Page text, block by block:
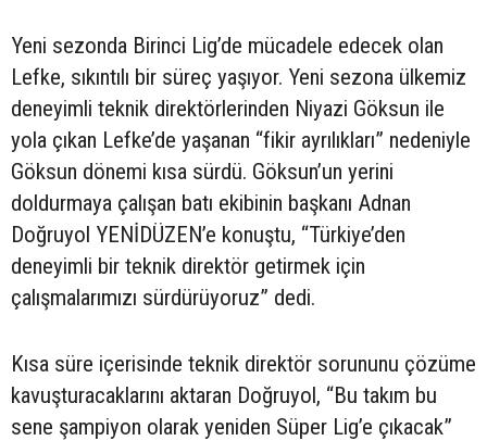
Yeni sezonda Birinci Lig’de mücadele edecek olan
Lefke, sıkıntılı bir süreç yaşıyor. Yeni sezona ülkemiz
deneyimli teknik direktörlerinden Niyazi Göksun ile
yola çıkan Lefke’de yaşanan “fikir ayrılıkları” nedeniyle
Göksun dönemi kısa sürdü. Göksun’un yerini
doldurmaya çalışan batı ekibinin başkanı Adnan
Doğruyol YENİDÜZEN’e konuştu, “Türkiye’den
deneyimli bir teknik direktör getirmek için
çalışmalarımızı sürdürüyoruz” dedi.
Kısa süre içerisinde teknik direktör sorununu çözüme
kavuşturacaklarını aktaran Doğruyol, “Bu takım bu
sene şampiyon olarak yeniden Süper Lig’e çıkacak”